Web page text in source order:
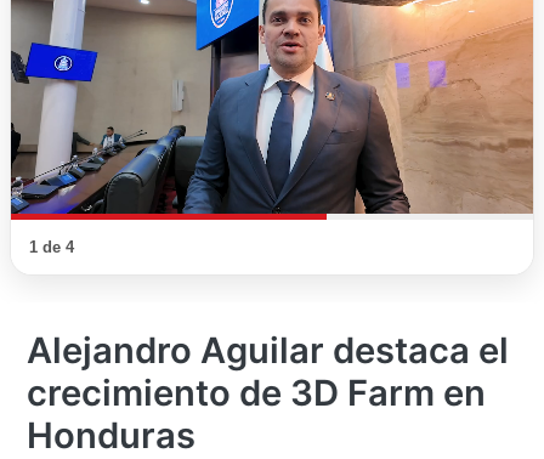
1 de 4
Alejandro Aguilar destaca el
crecimiento de 3D Farm en
Honduras